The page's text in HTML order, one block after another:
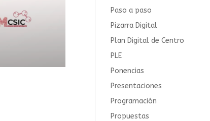
Paso a paso
Pizarra Digital
Plan Digital de Centro
PLE
Ponencias
Presentaciones
Programación
Propuestas